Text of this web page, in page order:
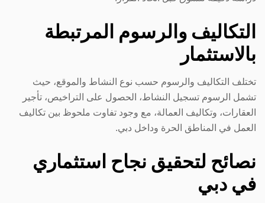
التكاليف والرسوم المرتبطة
بالاستثمار
تختلف التكاليف والرسوم حسب نوع النشاط والموقع، حيث
تشمل الرسوم تسجيل النشاط، الحصول على التراخيص، تأجير
العقارات، وتكاليف العمالة، مع وجود تفاوت ملحوظ بين تكاليف
العمل في المناطق الحرة وداخل دبي.
نصائح لتحقيق نجاح استثماري
في دبي